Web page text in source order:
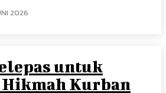
2026
untuk
Kurban